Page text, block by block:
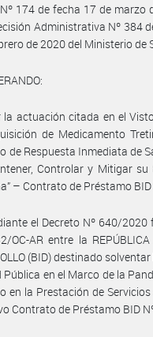
174 de fecha 17 de
Administrativa Nº 384
de 2020 del Ministerio de
la actuación citada en el
de Medicamento
de Respuesta Inmediata de
Controlar y Mitigar
– Contrato de Préstamo BID
el Decreto Nº 640/
OC-AR entre la
(BID) destinado
Pública en el Marco de la
en la Prestación de
Contrato de Préstamo BID